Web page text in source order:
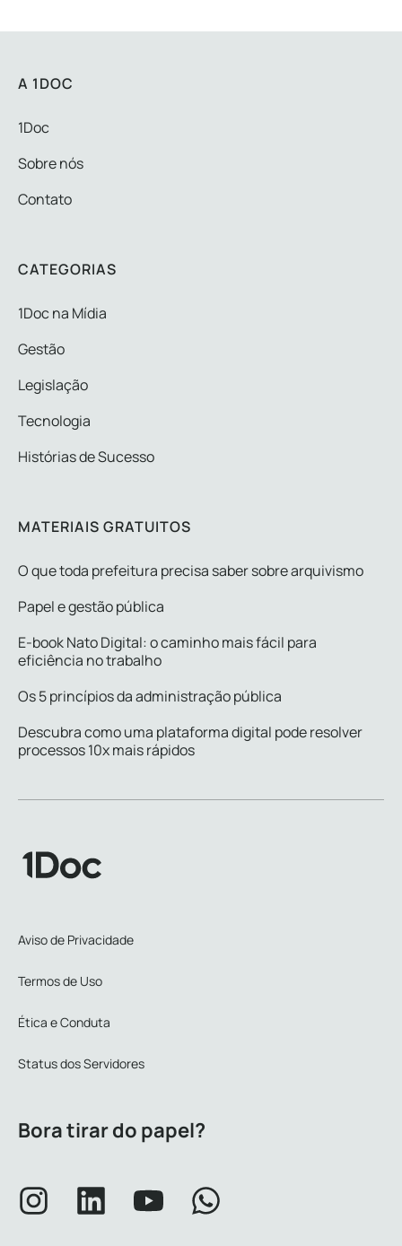
A 1DOC
1Doc
Sobre nós
Contato
CATEGORIAS
1Doc na Mídia
Gestão
Legislação
Tecnologia
Histórias de Sucesso
MATERIAIS GRATUITOS
O que toda prefeitura precisa saber sobre arquivismo
Papel e gestão pública
E-book Nato Digital: o caminho mais fácil para
eficiência no trabalho
Os 5 princípios da administração pública
Descubra como uma plataforma digital pode resolver
processos 10x mais rápidos
Aviso de Privacidade
Termos de Uso
Ética e Conduta
Status dos Servidores
Bora tirar do papel?